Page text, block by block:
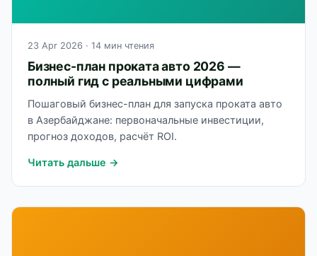
23 Apr 2026 · 14 мин чтения
Бизнес-план проката авто 2026 —
полный гид с реальными цифрами
Пошаговый бизнес-план для запуска проката авто
в Азербайджане: первоначальные инвестиции,
прогноз доходов, расчёт ROI.
Читать дальше →